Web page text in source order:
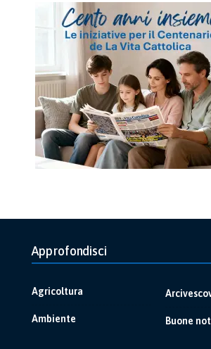
Approfondisci
Agricoltura
Ambiente Buone